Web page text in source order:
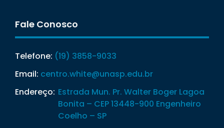
Fale Conosco
Telefone: (19) 3858-9033
Email: centro.white@unasp.edu.br
Endereço: Estrada Mun. Pr. Walter Boger Lagoa
Bonita – CEP 13448-900 Engenheiro
Coelho – SP